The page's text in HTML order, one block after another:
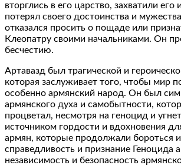
вторглись в его царство, захватили
потерял своего достоинства и
отказался просить о пощаде или
Клеопатру своими начальниками. Он
бесчестию.
Артавазд был трагической и
которая заслуживает того, чтобы мир
особенно армянский народ. Он был
армянского духа и самобытности,
процветал, несмотря на геноцид и
источником гордости и вдохновения
армян, которые продолжали бороться и
справедливость и признание Геноцида
независимость и безопасность